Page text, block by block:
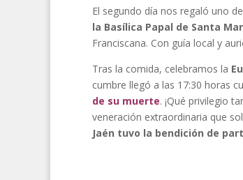
El segundo día nos regaló uno
la Basílica Papal de Santa
Franciscana. Con guía local y
Tras la comida, celebramos la
cumbre llegó a las 17:30 horas
de su muerte. ¡Qué privilegio
veneración extraordinaria que
Jaén tuvo la bendición de